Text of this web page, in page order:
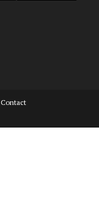
Contact